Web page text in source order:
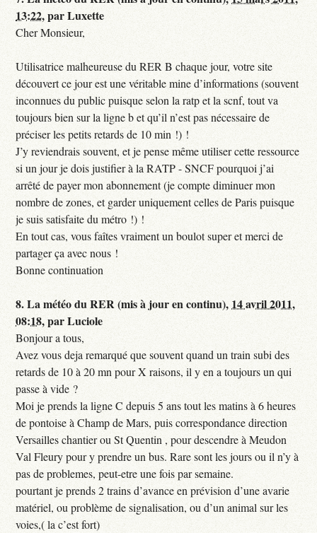
13:22,parLuxette
Cher Monsieur,
Utilisatrice malheureuse du RER B chaque jour, votre site
découvert ce jour est une véritable mine d’informations (souvent
inconnues du public puisque selon la ratp et la scnf, tout va
toujours bien sur la ligne b et qu’il n’est pas nécessaire de
préciser les petits retards de 10 min !) !
J’y reviendrais souvent, et je pense même utiliser cette ressource
si un jour je dois justifier à la RATP - SNCF pourquoi j’ai
arrêté de payer mon abonnement (je compte diminuer mon
nombre de zones, et garder uniquement celles de Paris puisque
je suis satisfaite du métro !) !
En tout cas, vous faîtes vraiment un boulot super et merci de
partager ça avec nous !
Bonne continuation
8.La météo du RER (mis à jour en continu), 14 avril 2011,
08:18,parLuciole
Bonjour a tous,
Avez vous deja remarqué que souvent quand un train subi des
retards de 10 à 20 mn pour X raisons, il y en a toujours un qui
passe à vide ?
Moi je prends la ligne C depuis 5 ans tout les matins à 6 heures
de pontoise à Champ de Mars, puis correspondance direction
Versailles chantier ou St Quentin , pour descendre à Meudon
Val Fleury pour y prendre un bus. Rare sont les jours ou il n’y à
pas de problemes, peut-etre une fois par semaine.
pourtant je prends 2 trains d’avance en prévision d’une avarie
matériel, ou problème de signalisation, ou d’un animal sur les
voies,( la c’est fort)